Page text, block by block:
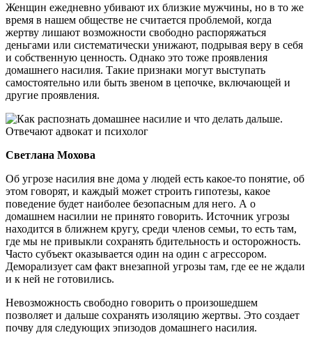
Женщин ежедневно убивают их близкие мужчины, но в то же
время в нашем обществе не считается проблемой, когда
жертву лишают возможности свободно распоряжаться
деньгами или систематически унижают, подрывая веру в себя
и собственную ценность. Однако это тоже проявления
домашнего насилия. Такие признаки могут выступать
самостоятельно или быть звеном в цепочке, включающей и
другие проявления.
Светлана Мохова
Об угрозе насилия вне дома у людей есть какое-то понятие, об
этом говорят, и каждый может строить гипотезы, какое
поведение будет наиболее безопасным для него. А о
домашнем насилии не принято говорить. Источник угрозы
находится в ближнем кругу, среди членов семьи, то есть там,
где мы не привыкли сохранять бдительность и осторожность.
Часто субъект оказывается один на один с агрессором.
Деморализует сам факт внезапной угрозы там, где ее не ждали
и к ней не готовились.
Невозможность свободно говорить о произошедшем
позволяет и дальше сохранять изоляцию жертвы. Это создает
почву для следующих эпизодов домашнего насилия.